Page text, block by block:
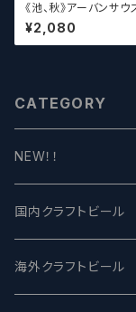
《池、秋》アーバンサウ
スピルド ロックザボ
n South HTX
d: Rock the Boat【ク
¥2,080
CATEGORY
NEW！！
国内クラフトビール
UCHU BREWING -
海外クラフトビール